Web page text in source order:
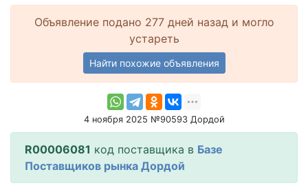
Объявление подано 277 дней назад и могло
устареть
Найти похожие объявления
4 ноября 2025 №90593 Дордой
R00006081 код поставщика в Базе
Поставщиков рынка Дордой